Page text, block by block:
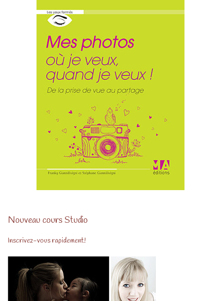
Nouveau cours Studio
Inscrivez-vous rapidement!